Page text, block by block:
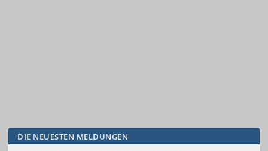
DIE NEUESTEN MELDUNGEN